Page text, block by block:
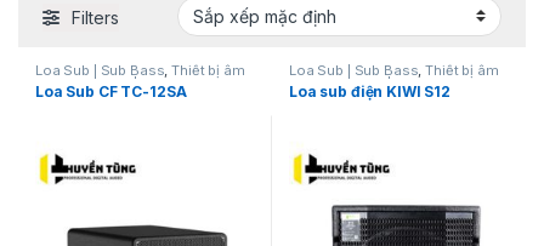
Filters
Loa Sub | Sub Bass ,Thiết bị âm
thanh karaoke | KTV
Loa Sub CF TC-12SA
Loa Sub | Sub Bass ,Thiết bị âm
thanh karaoke | KTV
Loa sub điện KIWI S12